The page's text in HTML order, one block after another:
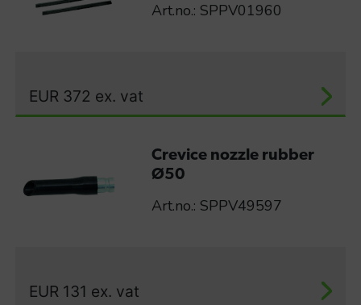
Art.no.: SPPV01960
EUR 372 ex. vat
Crevice nozzle rubber
Ø50
Art.no.: SPPV49597
EUR 131 ex. vat